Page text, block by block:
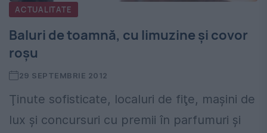
ACTUALITATE
Baluri de toamnă, cu limuzine şi covor
roşu
29 SEPTEMBRIE 2012
Ţinute sofisticate, localuri de fiţe, maşini de
lux şi concursuri cu premii în parfumuri şi